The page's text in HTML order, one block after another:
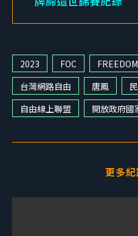
2023 FOC
台灣網路自由
唐鳳
自由線上聯盟
開放政府國
更多